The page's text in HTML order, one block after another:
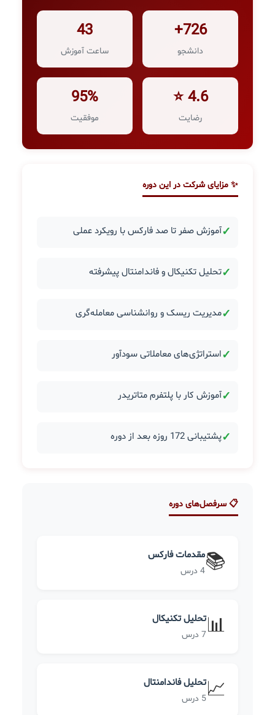
726+
دانشجو
43
ساعت آموزش
4.6 ⭐
رضایت
95%
موفقیت
✨ مزایای شرکت در این دوره
✓آموزش صفر تا صد فارکس با رویکرد عملی
✓تحلیل تکنیکال و فاندامنتال پیشرفته
✓مدیریت ریسک و روانشناسی معامله‌گری
✓استراتژی‌های معاملاتی سودآور
✓آموزش کار با پلتفرم متاتریدر
✓پشتیبانی 172 روزه بعد از دوره
📋 سرفصل‌های دوره
📚مقدمات فارکس
4 درس
📊تحلیل تکنیکال
7 درس
📈تحلیل فاندامنتال
5 درس